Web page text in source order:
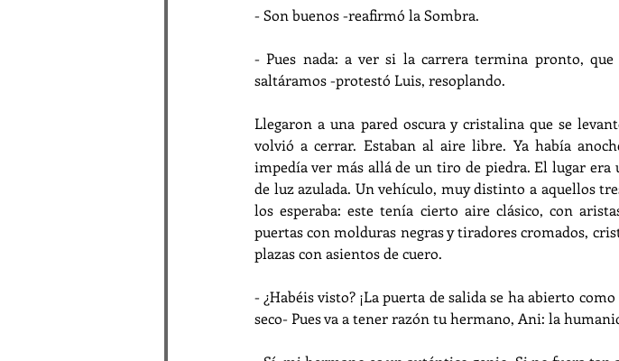
- Son buenos -reafirmó la Sombra.
- Pues nada: a ver si la carrera termina pronto,
saltáramos -protestó Luis, resoplando.
Llegaron a una pared oscura y cristalina que se
volvió a cerrar. Estaban al aire libre. Ya había
impedía ver más allá de un tiro de piedra. El lugar era
de luz azulada. Un vehículo, muy distinto a aquellos
los esperaba: este tenía cierto aire clásico, con
puertas con molduras negras y tiradores cromados,
plazas con asientos de cuero.
- ¿Habéis visto? ¡La puerta de salida se ha abierto
seco- Pues va a tener razón tu hermano, Ani: la